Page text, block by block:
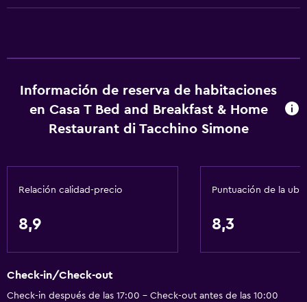
Artículos de aseo gratis
Adaptador
Gel de ducha
Ducha
Información de reserva de habitaciones
en Casa T Bed and Breakfast & Home
Restaurant di Tacchino Simone
Relación calidad-precio
8,9
Puntuación de la
8,3
Check-in/Check-out
Check-in después de las 17:00 - Check-out antes de las 10:00